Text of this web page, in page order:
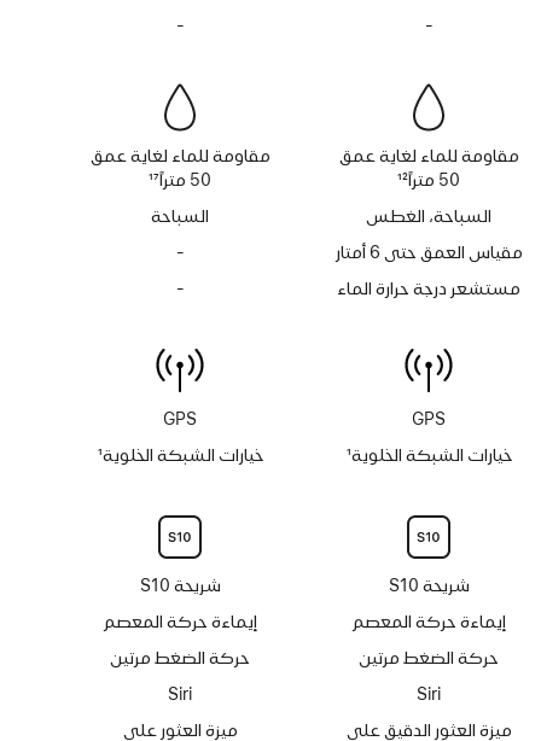
-
الإنذار
مقاومة للماء لغاية عمق
50 متراً
12
السباحة، الغطس
مقياس العمق حتى 6 أمتار
مستشعر درجة حرارة الماء
GPS
خيارات الشبكة الخلوية1
شريحة S10
إيماءة حركة المعصم
حركة الضغط مرتين
Siri‏
ميزة العثور الدقيق على
-
الإنذار
مقاومة للماء لغاية عمق
50 متراً
17
السباحة
-
حتى
6 أمتار
-
درجة
حرارة الماء
GPS
خيارات الشبكة الخلوية1
شريحة S10
إيماءة حركة المعصم
حركة الضغط مرتين
Siri‏
ميزة العثور على